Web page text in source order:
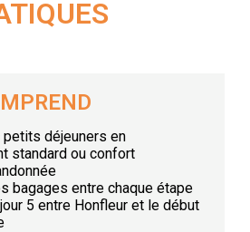
déjeuners en
standard ou confort
bagages entre chaque étape
5 entre Honfleur et le début